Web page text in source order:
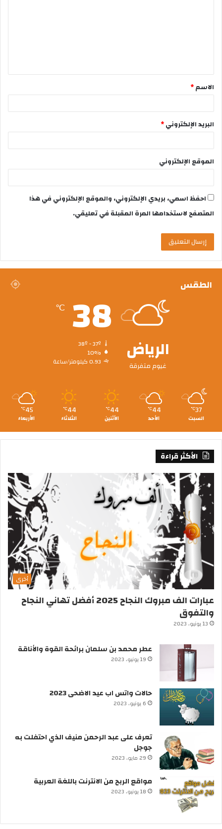
الاسم*
البريد الإلكتروني*
الموقع الإلكتروني
احفظ اسمي، بريدي الإلكتروني، والموقع الإلكتروني في هذا
المتصفح لاستخدامها المرة المقبلة في تعليقي.
الطقس
الرياض
غيوم متفرقة
38
℃
10%
0.93 كيلومتر/ساعة
37
℃
السبت
44
℃
الأحد
44
℃
الأثنين
44
℃
الثلاثاء
45
℃
الأربعاء
الأكثر قراءة
أخرى
عبارات الف مبروك النجاح 2025 أفضل تهاني النجاح
والتفوق
13 يونيو، 2023
عطر محمد بن سلمان برائحة القوة والأناقة
19 يونيو، 2023
حالات واتس اب عيد الاضحى 2023
6 يونيو، 2023
تعرف على عبد الرحمن منيف الذي احتفلت به
جوجل
29 مايو، 2023
مواقع الربح من الانترنت باللغة العربية
18 يونيو، 2023